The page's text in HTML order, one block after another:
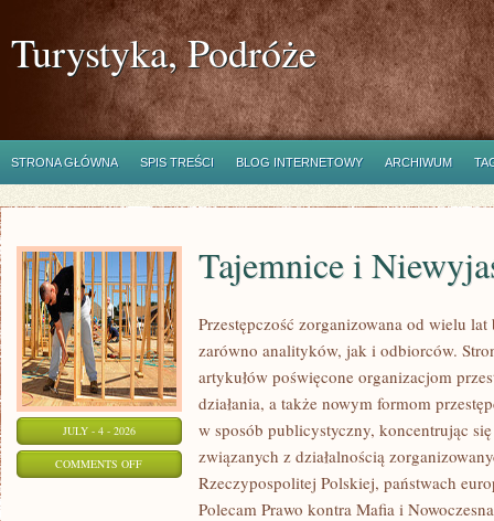
Turystyka, Podróże
STRONA GŁÓWNA SPIS TREŚCI BLOG INTERNETOWY ARCHIWUM
JULY - 4 - 2026
COMMENTS OFFON
TAJEMNICE
Tajemnice i
Przestępczość zorganizowana od wielu
zarówno analityków, jak i odbiorców.
artykułów poświęcone organizacjom
działania, a także nowym formom
w sposób publicystyczny, koncentrując
związanych z działalnością
Rzeczypospolitej Polskiej, państwach
Polecam Prawo kontra Mafia i